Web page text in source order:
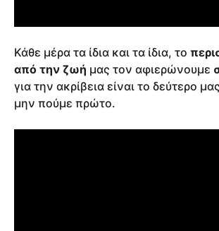
Κάθε μέρα τα ίδια και τα ίδια, το
από την ζωή μας τον αφιερώνουμε
για την ακρίβεια είναι το δεύτερο
μην πούμε πρώτο.